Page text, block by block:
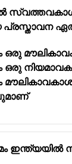
തൊട്ടുകൂടായ്മ
തൊഴിലും
of State
ഇത്
പ്രസ്താവന
ഇന്ത്യയിൽ